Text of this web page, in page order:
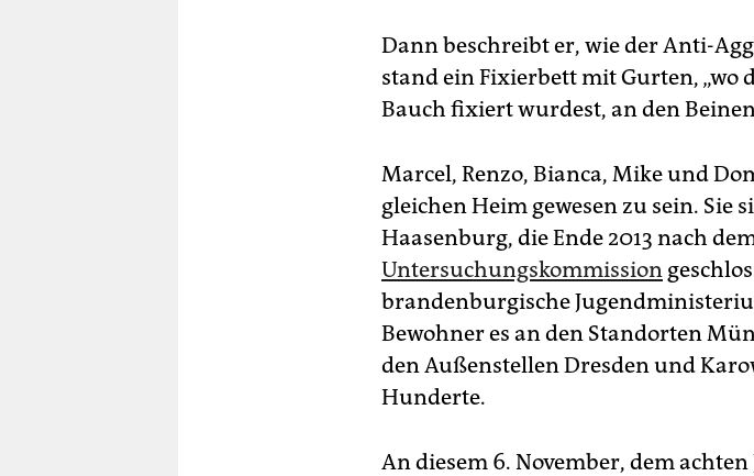
Dann beschreibt er, wie der Anti-
stand ein Fixierbett mit Gurten,
Bauch fixiert wurdest, an den
Marcel, Renzo, Bianca, Mike und
gleichen Heim gewesen zu sein. Sie
Haasenburg, die Ende 2013 nach
Untersuchungskommission
brandenburgische
Bewohner es an den Standorten
den Außenstellen Dresden und
Hunderte.
An diesem 6. November, dem